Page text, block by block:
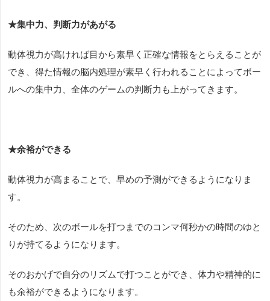
★集中力、判断力があがる
動体視力が高ければ目から素早く正確な情報をとらえることが
でき、得た情報の脳内処理が素早く行われることによってボー
ルへの集中力、全体のゲームの判断力も上がってきます。
★余裕ができる
動体視力が高まることで、早めの予測ができるようになりま
す。
そのため、次のボールを打つまでのコンマ何秒かの時間のゆと
りが持てるようになります。
そのおかげで自分のリズムで打つことができ、体力や精神的に
も余裕ができるようになります。